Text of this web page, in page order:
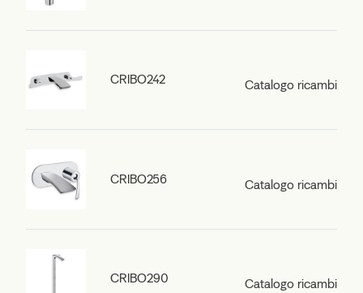
CRIBO242 Catalogo ricambi
CRIBO256 Catalogo ricambi
CRIBO290 Catalogo ricambi